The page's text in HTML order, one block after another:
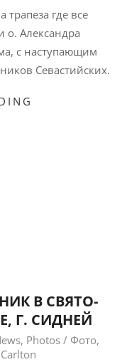
трапеза где все
о. Александра
с наступающим
Севастийских.
В СВЯТО-
Г. СИДНЕЙ
, Photos / Фото,
Carlton